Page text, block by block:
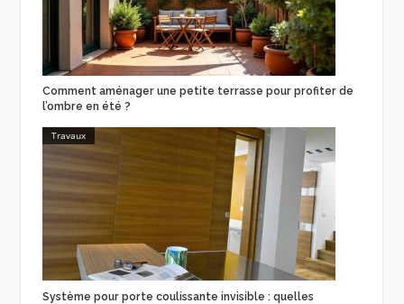
Comment aménager une petite terrasse pour profiter de
l’ombre en été ?
Travaux
Système pour porte coulissante invisible : quelles